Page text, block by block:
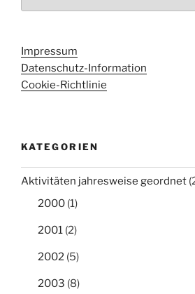
Impressum
Datenschutz-Information
Cookie-Richtlinie
KATEGORIEN
Aktivitäten jahresweise geordnet
2000 (1)
2001 (2)
2002 (5)
2003 (8)